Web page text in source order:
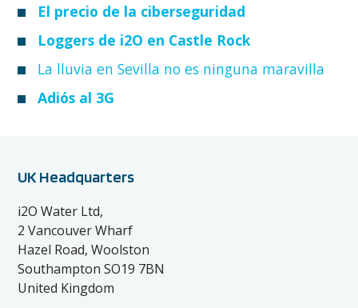
El precio de la ciberseguridad
Loggers de i2O en Castle Rock
La lluvia en Sevilla no es ninguna maravilla
Adiós al 3G
UK Headquarters
i2O Water Ltd,
2 Vancouver Wharf
Hazel Road, Woolston
Southampton SO19 7BN
United Kingdom